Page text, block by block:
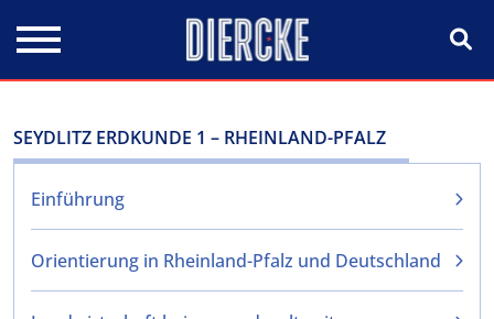
SEYDLITZ ERDKUNDE 1 – RHEINLAND-PFALZ
Einführung
Orientierung in Rheinland-Pfalz und Deutschland